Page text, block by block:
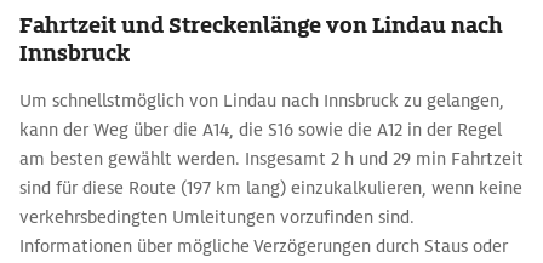
Fahrtzeit und Streckenlänge von Lindau nach
Innsbruck
Um schnellstmöglich von Lindau nach Innsbruck zu gelangen,
kann der Weg über die A14, die S16 sowie die A12 in der Regel
am besten gewählt werden. Insgesamt 2 h und 29 min Fahrtzeit
sind für diese Route (197 km lang) einzukalkulieren, wenn keine
verkehrsbedingten Umleitungen vorzufinden sind.
Informationen über mögliche Verzögerungen durch Staus oder